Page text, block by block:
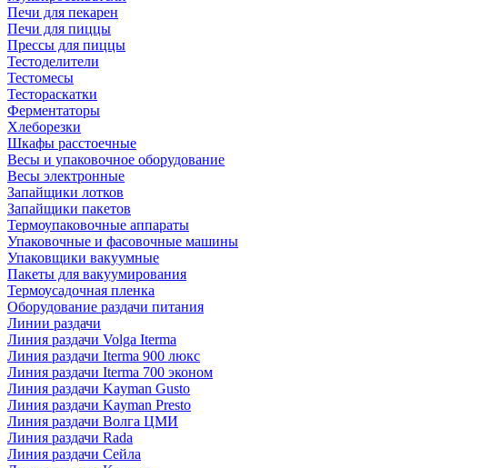
Печи для пекарен
Печи для пиццы
Прессы для пиццы
Тестоделители
Тестомесы
Тестораскатки
Ферментаторы
Хлеборезки
Шкафы расстоечные
Весы и упаковочное оборудование
Весы электронные
Запайщики лотков
Запайщики пакетов
Термоупаковочные аппараты
Упаковочные и фасовочные машины
Упаковщики вакуумные
Пакеты для вакуумирования
Термоусадочная пленка
Оборудование раздачи питания
Линии раздачи
Линия раздачи Volga Iterma
Линия раздачи Iterma 900 люкс
Линия раздачи Iterma 700 эконом
Линия раздачи Kayman Gusto
Линия раздачи Kayman Presto
Линия раздачи Волга ЦМИ
Линия раздачи Rada
Линия раздачи Сейла